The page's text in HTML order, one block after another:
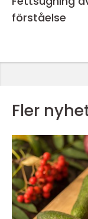
förståelse
Fler